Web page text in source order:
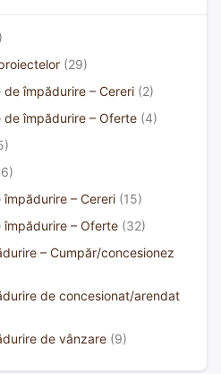
(29)
împădurire – Cereri (2)
împădurire – Oferte (4)
– Cereri (15)
– Oferte (32)
– Cumpăr/concesionez
de concesionat/arendat
de vânzare (9)